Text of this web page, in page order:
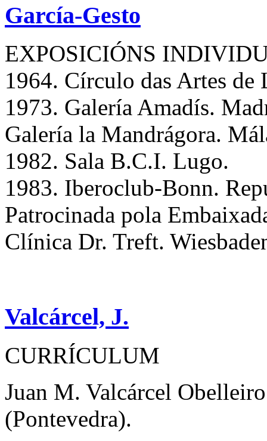
García-Gesto
EXPOSICIÓNS
1964. Círculo das Artes de
1973. Galería Amadís.
Galería la Mandrágora.
1982. Sala B.C.I. Lugo.
1983. Iberoclub-Bonn.
Patrocinada pola
Clínica Dr. Treft.
Valcárcel, J.
CURRÍCULUM
Juan M. Valcárcel
(Pontevedra).